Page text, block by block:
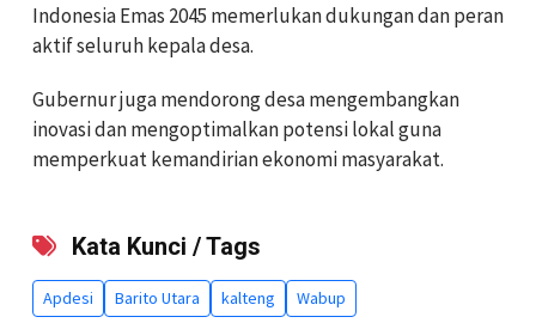
Indonesia Emas 2045 memerlukan dukungan dan peran
aktif seluruh kepala desa.
‎Gubernur juga mendorong desa mengembangkan
inovasi dan mengoptimalkan potensi lokal guna
memperkuat kemandirian ekonomi masyarakat.
Kata Kunci / Tags
Apdesi Barito Utara kalteng Wabup